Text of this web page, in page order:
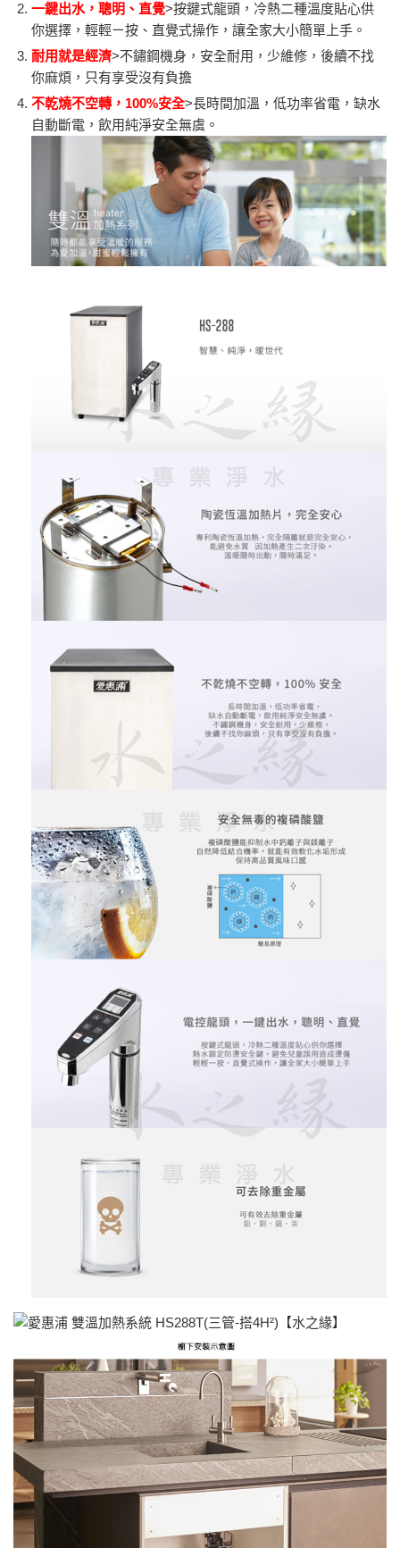
一鍵出水，聰明、直覺>按鍵式龍頭，冷熱二種溫度貼心供
你選擇，輕輕ㄧ按、直覺式操作，讓全家大小簡單上手。
耐用就是經濟>不鏽鋼機身，安全耐用，少維修，後續不找
你麻煩，只有享受沒有負擔
不乾燒不空轉，100%安全>長時間加溫，低功率省電，缺水
自動斷電，飲用純淨安全無虞。